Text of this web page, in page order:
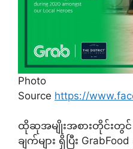
Photo
Source https://
ထိုဆုအမျိုးအစားတိုင်း
ချက်များ ရှိပြီး